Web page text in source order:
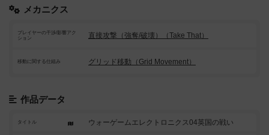
メカニクス
プレイヤーの干渉/影響アク
ション
直接攻撃（強奪/破壊）（Take That）
移動に関する仕組み グリッド移動（Grid Movement）
作品データ
タイトル ウォーゲームエレクトロニクス04英国の戦い